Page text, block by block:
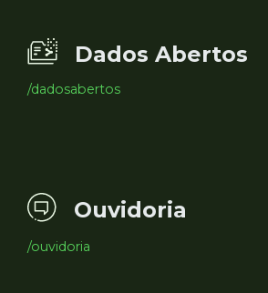
Dados Abertos
/dadosabertos
Ouvidoria
/ouvidoria